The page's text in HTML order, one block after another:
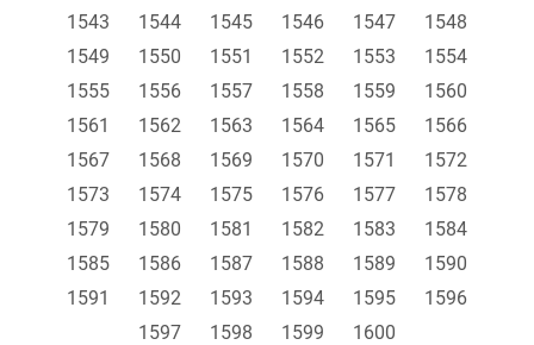
1543
1544 1545 1546 1547
1548
1549
1550 1551 1552 1553
1554
1555
1556 1557 1558 1559
1560
1561
1562 1563 1564 1565
1566
1567
1568 1569 1570 1571
1572
1573
1574 1575 1576 1577
1578
1579
1580 1581 1582 1583
1584
1585
1586 1587 1588 1589
1590
1591
1592 1593 1594 1595
1596
1597
1598 1599 1600